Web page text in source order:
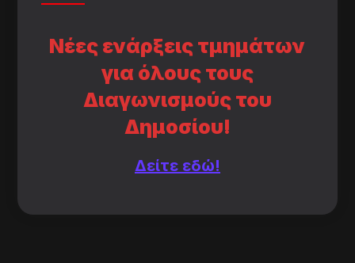
Νέες ενάρξεις τμημάτων
για όλους τους
Διαγωνισμούς του
Δημοσίου!
Δείτε εδώ!